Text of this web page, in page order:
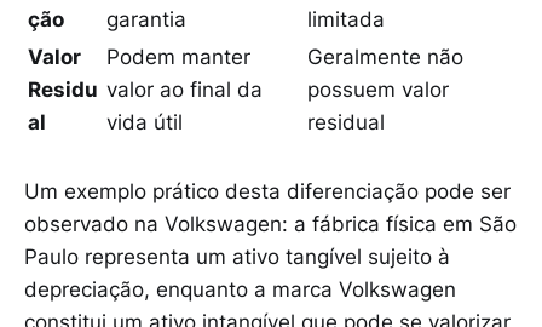
ção
garantia
limitada
Valor
Residu
al
Podem manter
valor ao final da
vida útil
Geralmente não
possuem valor
residual
Um exemplo prático desta diferenciação pode ser
observado na Volkswagen: a fábrica física em São
Paulo representa um ativo tangível sujeito à
depreciação, enquanto a marca Volkswagen
constitui um ativo intangível que pode se valorizar